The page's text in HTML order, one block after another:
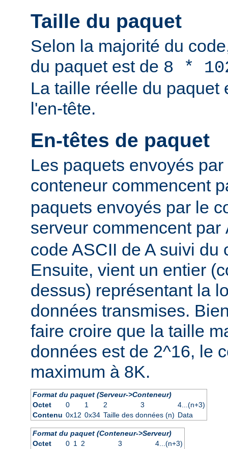
Taille du paquet
Selon la majorité du
du paquet est de 8 *
La taille réelle du paquet
l'en-tête.
En-têtes de paquet
Les paquets envoyés
conteneur commencent
paquets envoyés par le
serveur commencent par
code ASCII de A suivi du
Ensuite, vient un entier
dessus) représentant la
données transmises.
faire croire que la taille
données est de 2^16, le
maximum à 8K.
Format du paquet (Serveur->Conteneur)
Octet
0 1 2 3
4...(n+3)
Contenu 0x12 0x34 Taille des données (n) Data
Format du paquet (Conteneur->Serveur)
Octet
0 1 2 3
4...(n+3)